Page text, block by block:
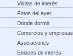
Visitas de interés
Fotos del ayer
Dónde dormir
Comercios y empresas
Asociaciones
Enlaces de interés